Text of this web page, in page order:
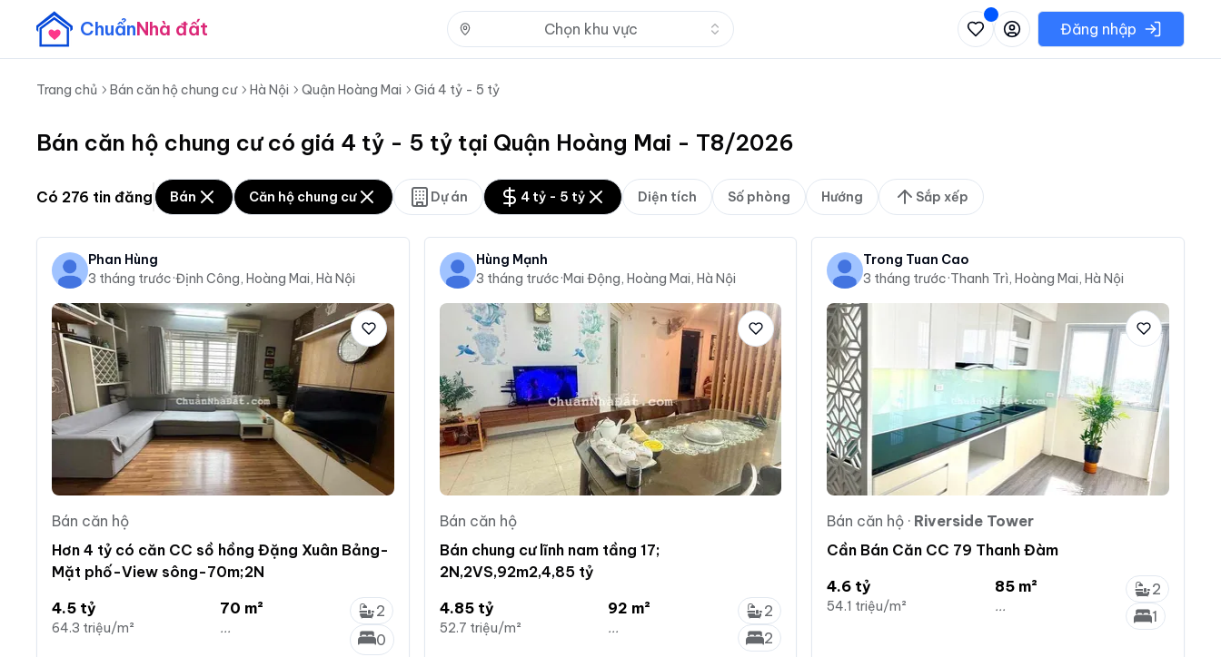
ChuẩnNhà đất Chọn khu vực Nhấn để mở danh sách các khu vực có thể chọnĐăng nhập
Trang chủ Bán căn hộ chung cư Hà Nội Quận Hoàng Mai Giá 4 tỷ - 5 tỷ
Bán căn hộ chung cư có giá 4 tỷ - 5 tỷ tại Quận Hoàng Mai - T8/2026
Có 276 tin đăng Bán Căn hộ chung cư Dự án 4 tỷ - 5 tỷ Diện tích Số phòng Hướng Sắp xếp
Phan Hùng
3 tháng trước·Định Công, Hoàng Mai, Hà Nội
Bán căn hộ
Hơn 4 tỷ có căn CC sồ hồng Đặng Xuân Bảng-
Mặt phố-View sông-70m;2N
4.5 tỷ
64.3 triệu/m²
70 m²
...
2
0
Hùng Mạnh
3 tháng trước·Mai Động, Hoàng Mai, Hà Nội
Bán căn hộ
Bán chung cư lĩnh nam tầng 17;
2N,2VS,92m2,4,85 tỷ
4.85 tỷ
52.7 triệu/m²
92 m²
...
2
2
Trong Tuan Cao
3 tháng trước·Thanh Trì, Hoàng Mai, Hà Nội
Bán căn hộ · Riverside Tower
Cần Bán Căn CC 79 Thanh Đàm
4.6 tỷ
54.1 triệu/m²
85 m²
...
2
1